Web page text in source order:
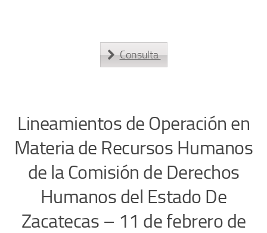
Consulta
Lineamientos de Operación en
Materia de Recursos Humanos
de la Comisión de Derechos
Humanos del Estado De
Zacatecas – 11 de febrero de